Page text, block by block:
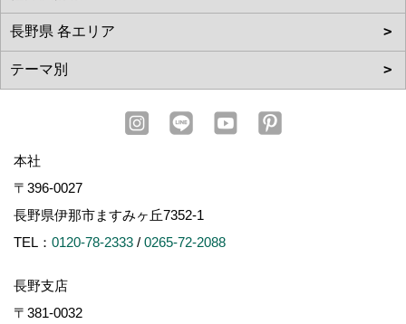
本社
〒396-0027
長野県伊那市ますみヶ丘7352-1
TEL： 0120-78-2333 / 0265-72-2088
長野支店
〒381-0032